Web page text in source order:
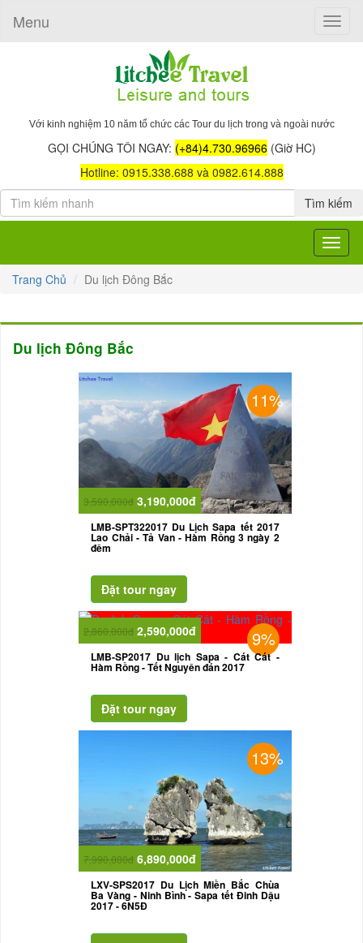
Toggle
Menu
Với kinh nghiệm 10 năm tổ chức các Tour du lịch trong và ngoài nước
GỌI CHÚNG TÔI NGAY: (+84)4.730.96966 (Giờ HC)
Hotline: 0915.338.688 và 0982.614.888
Tìm kiếm
Toggle
Trang Chủ Du lịch Đông Bắc
Du lịch Đông Bắc
11%
3,590,000đ 3,190,000đ
LMB-SPT322017 Du Lịch Sapa tết 2017
Lao Chải - Tả Van - Hàm Rồng 3 ngày 2
đêm
9%
2,860,000đ 2,590,000đ
LMB-SP2017 Du lịch Sapa - Cát Cát -
Hàm Rồng - Tết Nguyên đán 2017
13%
7,990,000đ 6,890,000đ
LXV-SPS2017 Du Lịch Miền Bắc Chùa
Ba Vàng - Ninh Bình - Sapa tết Đinh Dậu
2017 - 6N5Đ